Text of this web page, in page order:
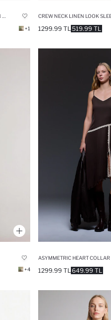
+1 519.99 TL
1299.99 TL
+4 649.99 TL
1299.99 TL